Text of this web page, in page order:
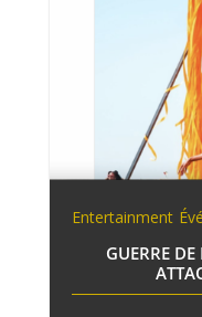
Entertainment
GUERRE